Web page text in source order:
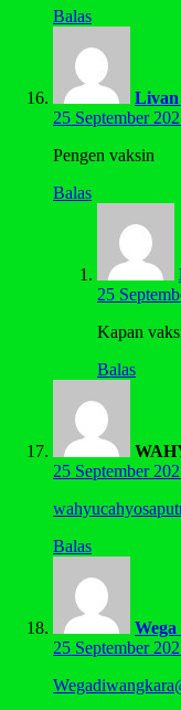
Balas
25 September
Pengen vaksin
Balas
25
Kapan
Balas
25 September
Balas
25 September